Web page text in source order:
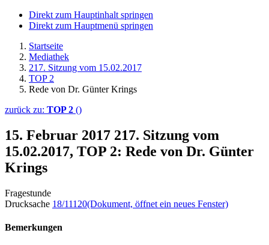
Direkt zum Hauptinhalt springen
Direkt zum Hauptmenü springen
Startseite
Mediathek
217. Sitzung vom 15.02.2017
TOP 2
Rede von Dr. Günter Krings
zurück zu: TOP 2 ()
15. Februar 2017 217. Sitzung vom
15.02.2017, TOP 2: Rede von Dr. Günter
Krings
Fragestunde
Drucksache 18/11120(Dokument, öffnet ein neues Fenster)
Bemerkungen